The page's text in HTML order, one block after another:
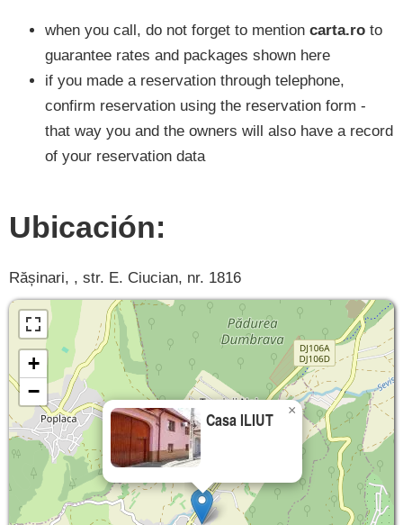
when you call, do not forget to mention carta.ro to
guarantee rates and packages shown here
if you made a reservation through telephone,
confirm reservation using the reservation form -
that way you and the owners will also have a record
of your reservation data
Ubicación:
Rășinari, , str. E. Ciucian, nr. 1816
Casa ILIUT ×
+
−